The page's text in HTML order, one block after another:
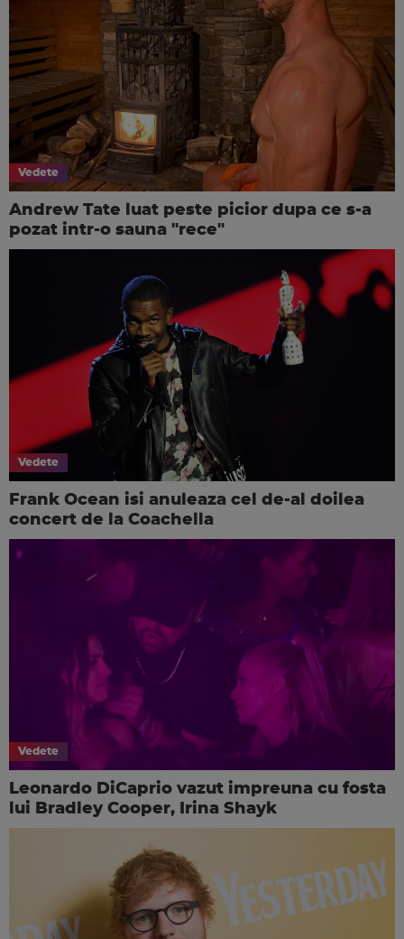
Vedete
Andrew Tate luat peste picior dupa ce s-a
pozat intr-o sauna "rece"
Vedete
Frank Ocean isi anuleaza cel de-al doilea
concert de la Coachella
Vedete
Leonardo DiCaprio vazut impreuna cu fosta
lui Bradley Cooper, Irina Shayk